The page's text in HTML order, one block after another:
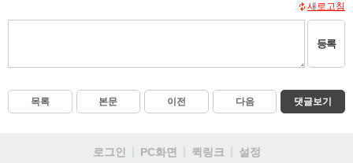
새로고침
등록
목록 본문 이전 다음 댓글보기
로그인 PC화면 퀵링크
설정